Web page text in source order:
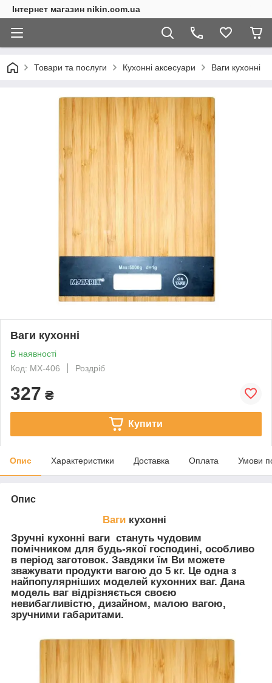
Інтернет магазин nikin.com.ua
Товари та послуги Кухонні аксесуари Ваги кухонні
Ваги кухонні
В наявності
Код: MX-406
Роздріб
327 ₴
Купити
Опис Характеристики Доставка Оплата Умови
Опис
Ваги кухонні
Зручні кухонні ваги стануть чудовим
помічником для будь-якої господині, особливо
в період заготовок. Завдяки їм Ви можете
зважувати продукти вагою до 5 кг. Це одна з
найпопулярніших моделей кухонних ваг. Дана
модель ваг відрізняється своєю
невибагливістю, дизайном, малою вагою,
зручними габаритами.